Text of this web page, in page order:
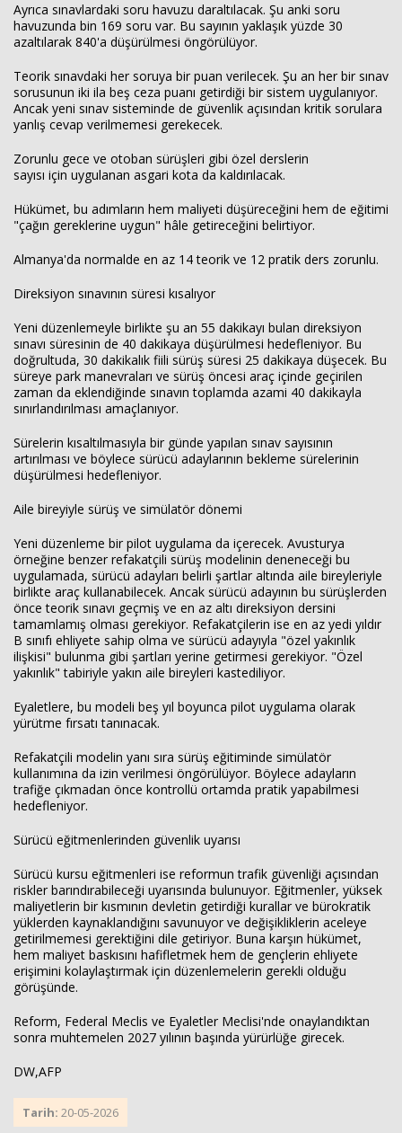
Ayrıca sınavlardaki soru havuzu daraltılacak. Şu anki soru
havuzunda bin 169 soru var. Bu sayının yaklaşık yüzde 30
azaltılarak 840'a düşürülmesi öngörülüyor.
Teorik sınavdaki her soruya bir puan verilecek. Şu an her bir sınav
sorusunun iki ila beş ceza puanı getirdiği bir sistem uygulanıyor.
Ancak yeni sınav sisteminde de güvenlik açısından kritik sorulara
yanlış cevap verilmemesi gerekecek.
Zorunlu gece ve otoban sürüşleri gibi özel derslerin
sayısı için uygulanan asgari kota da kaldırılacak.
Hükümet, bu adımların hem maliyeti düşüreceğini hem de eğitimi
"çağın gereklerine uygun" hâle getireceğini belirtiyor.
Almanya'da normalde en az 14 teorik ve 12 pratik ders zorunlu.
Direksiyon sınavının süresi kısalıyor
Yeni düzenlemeyle birlikte şu an 55 dakikayı bulan direksiyon
sınavı süresinin de 40 dakikaya düşürülmesi hedefleniyor. Bu
doğrultuda, 30 dakikalık fiili sürüş süresi 25 dakikaya düşecek. Bu
süreye park manevraları ve sürüş öncesi araç içinde geçirilen
zaman da eklendiğinde sınavın toplamda azami 40 dakikayla
sınırlandırılması amaçlanıyor.
Sürelerin kısaltılmasıyla bir günde yapılan sınav sayısının
artırılması ve böylece sürücü adaylarının bekleme sürelerinin
düşürülmesi hedefleniyor.
Aile bireyiyle sürüş ve simülatör dönemi
Yeni düzenleme bir pilot uygulama da içerecek. Avusturya
örneğine benzer refakatçili sürüş modelinin deneneceği bu
uygulamada, sürücü adayları belirli şartlar altında aile bireyleriyle
birlikte araç kullanabilecek. Ancak sürücü adayının bu sürüşlerden
önce teorik sınavı geçmiş ve en az altı direksiyon dersini
tamamlamış olması gerekiyor. Refakatçilerin ise en az yedi yıldır
B sınıfı ehliyete sahip olma ve sürücü adayıyla "özel yakınlık
ilişkisi" bulunma gibi şartları yerine getirmesi gerekiyor. "Özel
yakınlık" tabiriyle yakın aile bireyleri kastediliyor.
Eyaletlere, bu modeli beş yıl boyunca pilot uygulama olarak
yürütme fırsatı tanınacak.
Refakatçili modelin yanı sıra sürüş eğitiminde simülatör
kullanımına da izin verilmesi öngörülüyor. Böylece adayların
trafiğe çıkmadan önce kontrollü ortamda pratik yapabilmesi
hedefleniyor.
Sürücü eğitmenlerinden güvenlik uyarısı
Sürücü kursu eğitmenleri ise reformun trafik güvenliği açısından
riskler barındırabileceği uyarısında bulunuyor. Eğitmenler, yüksek
maliyetlerin bir kısmının devletin getirdiği kurallar ve bürokratik
yüklerden kaynaklandığını savunuyor ve değişikliklerin aceleye
getirilmemesi gerektiğini dile getiriyor. Buna karşın hükümet,
hem maliyet baskısını hafifletmek hem de gençlerin ehliyete
erişimini kolaylaştırmak için düzenlemelerin gerekli olduğu
görüşünde.
Reform, Federal Meclis ve Eyaletler Meclisi'nde onaylandıktan
sonra muhtemelen 2027 yılının başında yürürlüğe girecek.
DW,AFP
Tarih: 20-05-2026